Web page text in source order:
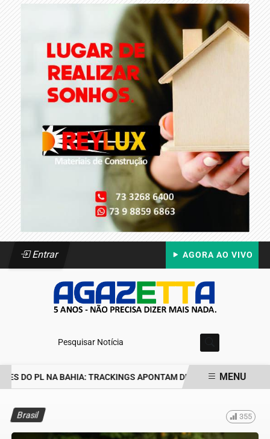
Entrar AGORA AO VIVO
Pesquisar Notícia
DO PL NA BAHIA: TRACKINGS APONTAM DRA. RAISSA SOARES E
MENU
Brasil 355